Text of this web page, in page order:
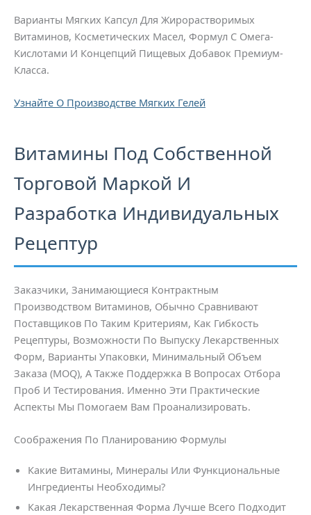
Варианты Мягких Капсул Для Жирорастворимых
Витаминов, Косметических Масел, Формул С Омега-
Кислотами И Концепций Пищевых Добавок Премиум-
Класса.
Узнайте О Производстве Мягких Гелей
Витамины Под Собственной
Торговой Маркой И
Разработка Индивидуальных
Рецептур
Заказчики, Занимающиеся Контрактным
Производством Витаминов, Обычно Сравнивают
Поставщиков По Таким Критериям, Как Гибкость
Рецептуры, Возможности По Выпуску Лекарственных
Форм, Варианты Упаковки, Минимальный Объем
Заказа (MOQ), А Также Поддержка В Вопросах Отбора
Проб И Тестирования. Именно Эти Практические
Аспекты Мы Помогаем Вам Проанализировать.
Соображения По Планированию Формулы
Какие Витамины, Минералы Или Функциональные
Ингредиенты Необходимы?
Какая Лекарственная Форма Лучше Всего Подходит